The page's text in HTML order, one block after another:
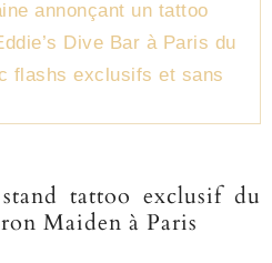
tattoo exclusif du
Maiden à Paris